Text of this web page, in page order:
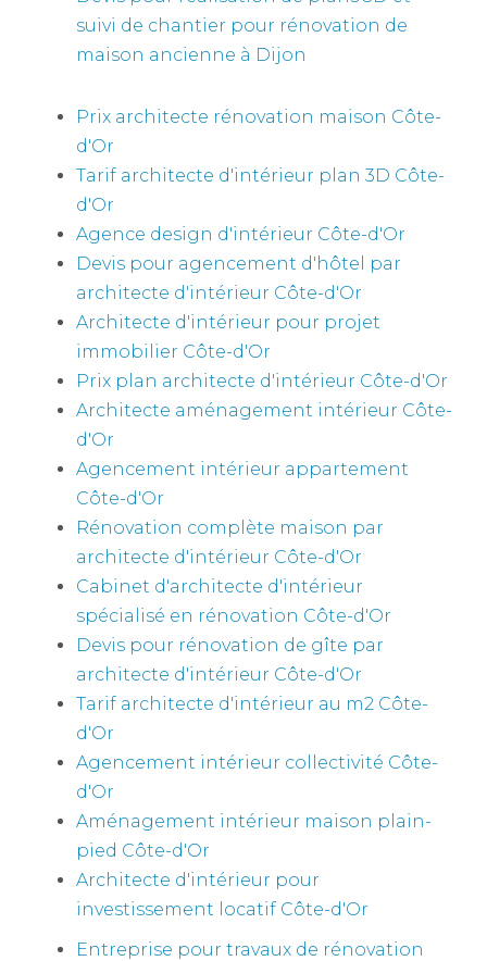
suivi de chantier pour rénovation de
maison ancienne à Dijon
Prix architecte rénovation maison Côte-
d'Or
Tarif architecte d'intérieur plan 3D Côte-
d'Or
Agence design d'intérieur Côte-d'Or
Devis pour agencement d'hôtel par
architecte d'intérieur Côte-d'Or
Architecte d'intérieur pour projet
immobilier Côte-d'Or
Prix plan architecte d'intérieur Côte-d'Or
Architecte aménagement intérieur Côte-
d'Or
Agencement intérieur appartement
Côte-d'Or
Rénovation complète maison par
architecte d'intérieur Côte-d'Or
Cabinet d'architecte d'intérieur
spécialisé en rénovation Côte-d'Or
Devis pour rénovation de gîte par
architecte d'intérieur Côte-d'Or
Tarif architecte d'intérieur au m2 Côte-
d'Or
Agencement intérieur collectivité Côte-
d'Or
Aménagement intérieur maison plain-
pied Côte-d'Or
Architecte d'intérieur pour
investissement locatif Côte-d'Or
Entreprise pour travaux de rénovation